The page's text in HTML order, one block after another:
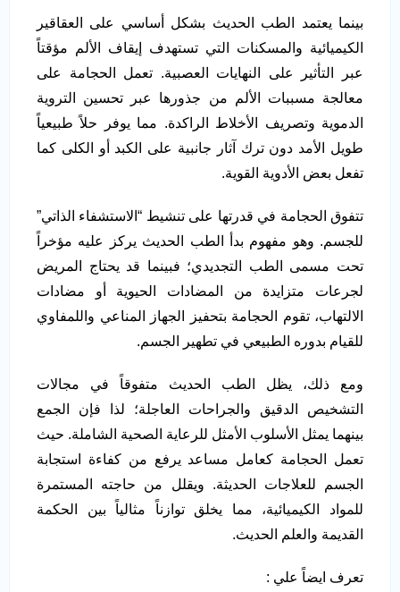
بينما يعتمد الطب الحديث بشكل أساسي على العقاقير
الكيميائية والمسكنات التي تستهدف إيقاف الألم مؤقتاً
عبر التأثير على النهايات العصبية. تعمل الحجامة على
معالجة مسببات الألم من جذورها عبر تحسين التروية
الدموية وتصريف الأخلاط الراكدة. مما يوفر حلاً طبيعياً
طويل الأمد دون ترك آثار جانبية على الكبد أو الكلى كما
تفعل بعض الأدوية القوية.
تتفوق الحجامة في قدرتها على تنشيط “الاستشفاء الذاتي”
للجسم. وهو مفهوم بدأ الطب الحديث يركز عليه مؤخراً
تحت مسمى الطب التجديدي؛ فبينما قد يحتاج المريض
لجرعات متزايدة من المضادات الحيوية أو مضادات
الالتهاب، تقوم الحجامة بتحفيز الجهاز المناعي واللمفاوي
للقيام بدوره الطبيعي في تطهير الجسم.
ومع ذلك، يظل الطب الحديث متفوقاً في مجالات
التشخيص الدقيق والجراحات العاجلة؛ لذا فإن الجمع
بينهما يمثل الأسلوب الأمثل للرعاية الصحية الشاملة. حيث
تعمل الحجامة كعامل مساعد يرفع من كفاءة استجابة
الجسم للعلاجات الحديثة. ويقلل من حاجته المستمرة
للمواد الكيميائية، مما يخلق توازناً مثالياً بين الحكمة
القديمة والعلم الحديث.
تعرف ايضاً علي :